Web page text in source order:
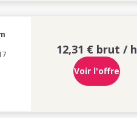
12,31 € brut / h
Voir l'offre